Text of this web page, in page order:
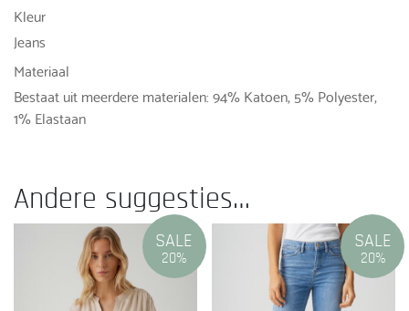
Kleur
Jeans
Materiaal
Bestaat uit meerdere materialen: 94% Katoen, 5% Polyester,
1% Elastaan
Andere suggesties…
SALE
20%
SALE
20%